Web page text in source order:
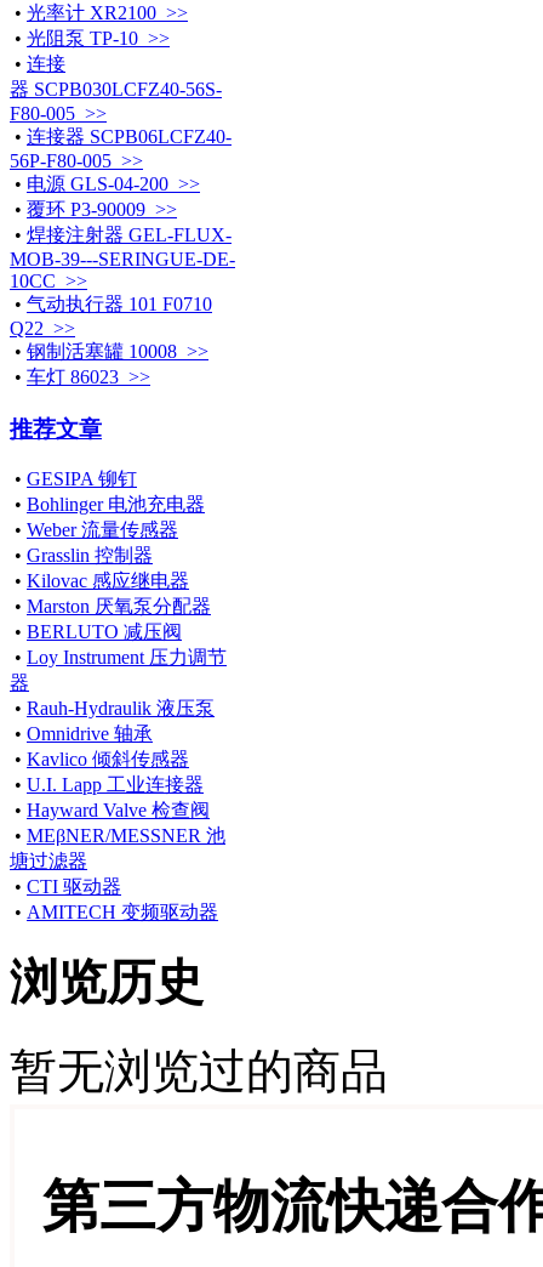
• 光率计 XR2100 >>
• 光阻泵 TP-10 >>
• 连接
器 SCPB030LCFZ40-56S-
F80-005 >>
• 连接器 SCPB06LCFZ40-
56P-F80-005 >>
• 电源 GLS-04-200 >>
• 覆环 P3-90009 >>
• 焊接注射器 GEL-FLUX-
MOB-39---SERINGUE-DE-
10CC >>
• 气动执行器 101 F0710
Q22 >>
• 钢制活塞罐 10008 >>
• 车灯 86023 >>
推荐文章
• GESIPA 铆钉
• Bohlinger 电池充电器
• Weber 流量传感器
• Grasslin 控制器
• Kilovac 感应继电器
• Marston 厌氧泵分配器
• BERLUTO 减压阀
• Loy Instrument 压力调节
器
• Rauh-Hydraulik 液压泵
• Omnidrive 轴承
• Kavlico 倾斜传感器
• U.I. Lapp 工业连接器
• Hayward Valve 检查阀
• MEβNER/MESSNER 池
塘过滤器
• CTI 驱动器
• AMITECH 变频驱动器
浏览历史
暂无浏览过的商品
第三方物流快递合